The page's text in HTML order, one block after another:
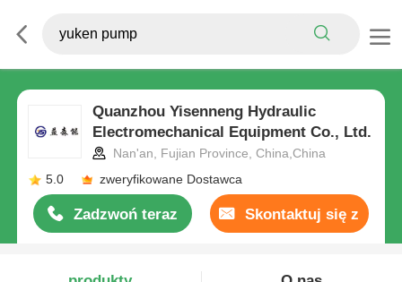
Quanzhou Yisenneng Hydraulic
Electromechanical Equipment Co., Ltd.
Nan'an, Fujian Province, China,China
5.0
zweryfikowane Dostawca
Zadzwoń teraz Skontaktuj się z